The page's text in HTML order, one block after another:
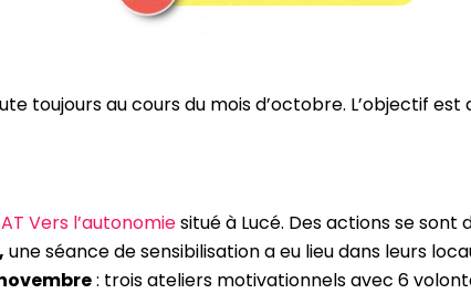
toujours au cours du mois d’octobre. L’objectif
Vers l’autonomiesitué à Lucé. Des actions se
une séance de sensibilisation a eu lieu dans leurs
: trois ateliers motivationnels avec 6